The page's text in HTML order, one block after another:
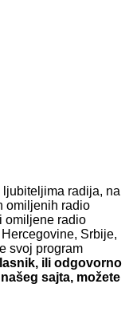
radija, na
omiljenih radio
omiljene radio
Srbije,
svoj program
ili odgovorno
sajta, možete